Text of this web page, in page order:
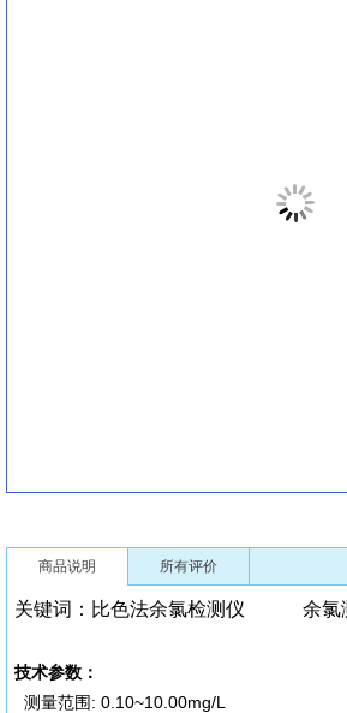
商品说明 所有评价
关键词：比色法余氯检测仪 余
技术参数：
测量范围: 0.10~10.00mg/L